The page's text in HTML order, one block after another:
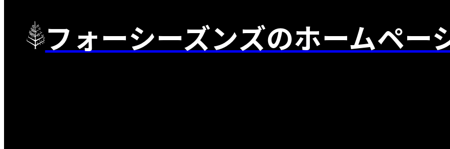
フォーシーズンズのホームペー